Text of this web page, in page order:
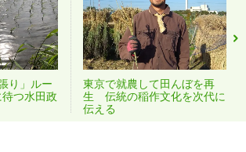
り」ルー
つ水田政
東京で就農して田んぼを再
生 伝統の稲作文化を次代に
伝える